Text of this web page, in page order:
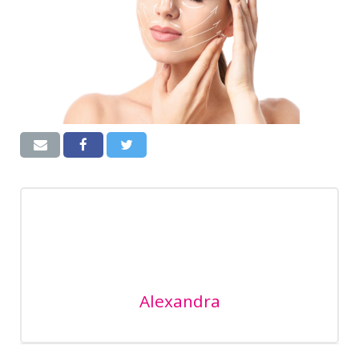
Alexandra